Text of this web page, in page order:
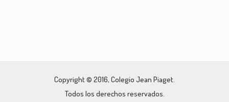
Copyright © 2016, Colegio Jean Piaget.
Todos los derechos reservados.